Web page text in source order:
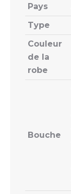
Pays
Type
Couleur
de la
robe
Bouche